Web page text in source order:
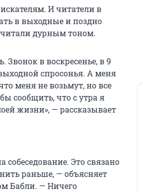
И читатели в
в выходные и поздно
дурным тоном.
Звонок в воскресенье, в 9
спросонья. А меня
меня не возьмут, но все
сообщить, что с утра я
жизни», — рассказывает
собеседование. Это связано
раньше, — объясняет
Бабли. — Ничего